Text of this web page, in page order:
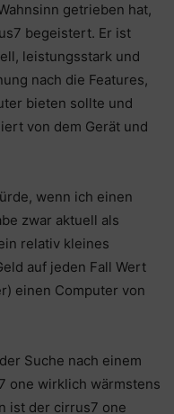
getrieben hat,
begeistert. Er ist
leistungsstark und
nach die Features,
bieten sollte und
von dem Gerät und
wenn ich einen
zwar aktuell als
relativ kleines
auf jeden Fall Wert
einen Computer von
Suche nach einem
one wirklich wärmstens
ist der cirrus7 one